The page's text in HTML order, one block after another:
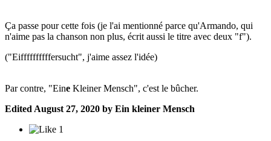
Ça passe pour cette fois (je l'ai mentionné parce qu'Armando, qui
n'aime pas la chanson non plus, écrit aussi le titre avec deux "f").
("Eiffffffffffersucht", j'aime assez l'idée)
Par contre, "Eine Kleiner Mensch", c'est le bûcher.
EditedAugust 27, 2020 by Ein kleiner Mensch
1